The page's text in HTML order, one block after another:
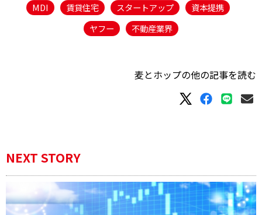
MDI
賃貸住宅 スタートアップ
資本提携
ヤフー
不動産業界
麦とホップの他の記事を読む
NEXT STORY